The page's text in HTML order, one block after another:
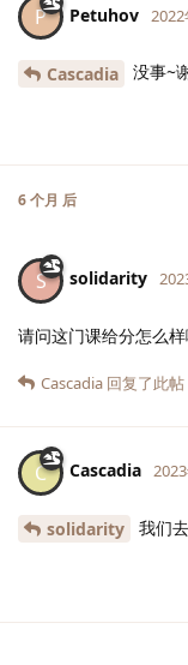
P Petuhov
Cascadia 没事~
6 个月 后
S solidarity
请问这门课给分怎么样
Cascadia 回复了此帖
C Cascadia
solidarity 我们